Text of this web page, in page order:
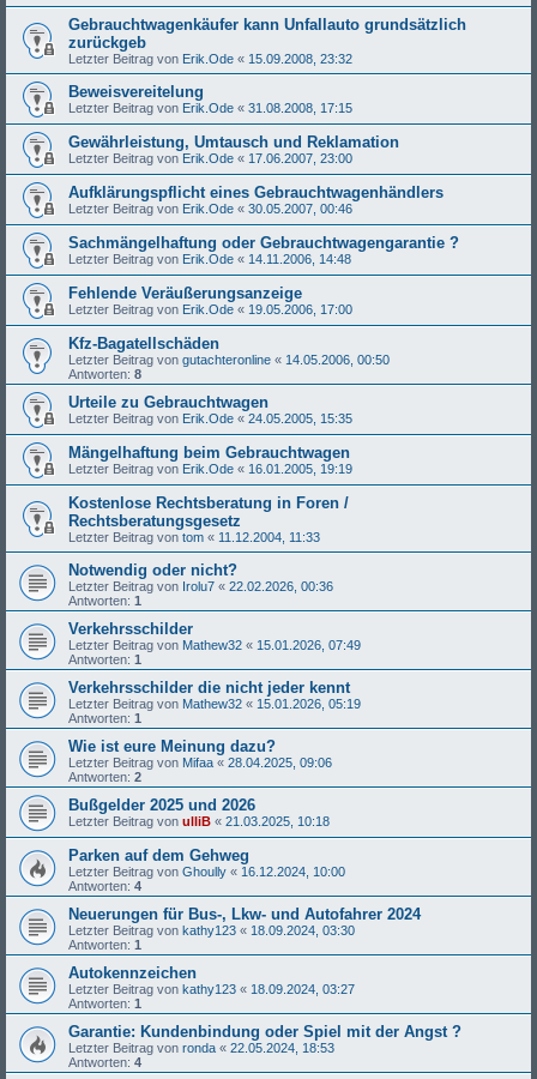
Gebrauchtwagenkäufer kann Unfallauto grundsätzlich
zurückgeb
Letzter Beitrag von Erik.Ode « 15.09.2008, 23:32
Beweisvereitelung
Letzter Beitrag von Erik.Ode « 31.08.2008, 17:15
Gewährleistung, Umtausch und Reklamation
Letzter Beitrag von Erik.Ode « 17.06.2007, 23:00
Aufklärungspflicht eines Gebrauchtwagenhändlers
Letzter Beitrag von Erik.Ode « 30.05.2007, 00:46
Sachmängelhaftung oder Gebrauchtwagengarantie ?
Letzter Beitrag von Erik.Ode « 14.11.2006, 14:48
Fehlende Veräußerungsanzeige
Letzter Beitrag von Erik.Ode « 19.05.2006, 17:00
Kfz-Bagatellschäden
Letzter Beitrag von gutachteronline « 14.05.2006, 00:50
Antworten: 8
Urteile zu Gebrauchtwagen
Letzter Beitrag von Erik.Ode « 24.05.2005, 15:35
Mängelhaftung beim Gebrauchtwagen
Letzter Beitrag von Erik.Ode « 16.01.2005, 19:19
Kostenlose Rechtsberatung in Foren /
Rechtsberatungsgesetz
Letzter Beitrag von tom « 11.12.2004, 11:33
Notwendig oder nicht?
Letzter Beitrag von Irolu7 « 22.02.2026, 00:36
Antworten: 1
Verkehrsschilder
Letzter Beitrag von Mathew32 « 15.01.2026, 07:49
Antworten: 1
Verkehrsschilder die nicht jeder kennt
Letzter Beitrag von Mathew32 « 15.01.2026, 05:19
Antworten: 1
Wie ist eure Meinung dazu?
Letzter Beitrag von Mifaa « 28.04.2025, 09:06
Antworten: 2
Bußgelder 2025 und 2026
Letzter Beitrag von ulliB « 21.03.2025, 10:18
Parken auf dem Gehweg
Letzter Beitrag von Ghoully « 16.12.2024, 10:00
Antworten: 4
Neuerungen für Bus-, Lkw- und Autofahrer 2024
Letzter Beitrag von kathy123 « 18.09.2024, 03:30
Antworten: 1
Autokennzeichen
Letzter Beitrag von kathy123 « 18.09.2024, 03:27
Antworten: 1
Garantie: Kundenbindung oder Spiel mit der Angst ?
Letzter Beitrag von ronda « 22.05.2024, 18:53
Antworten: 4